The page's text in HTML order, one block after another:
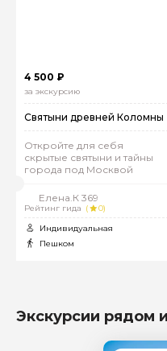
4 500 ₽
за экскурсию
Святыни древней Коломны
Откройте для себя
скрытые святыни и тайны
города под Москвой
Елена.К 369
Рейтинг гида (
0)
Индивидуальная
Пешком
Экскурсии рядом